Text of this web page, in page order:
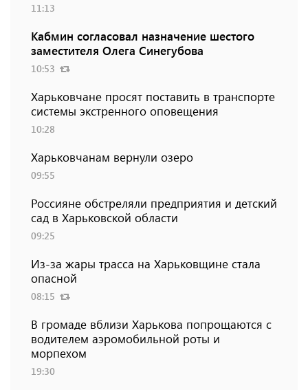
11:13
Кабмин согласовал назначение шестого
заместителя Олега Синегубова
10:53
Харьковчане просят поставить в транспорте
системы экстренного оповещения
10:28
Харьковчанам вернули озеро
09:55
Россияне обстреляли предприятия и детский
сад в Харьковской области
09:25
Из-за жары трасса на Харьковщине стала
опасной
08:15
В громаде вблизи Харькова попрощаются с
водителем аэромобильной роты и
морпехом
19:30